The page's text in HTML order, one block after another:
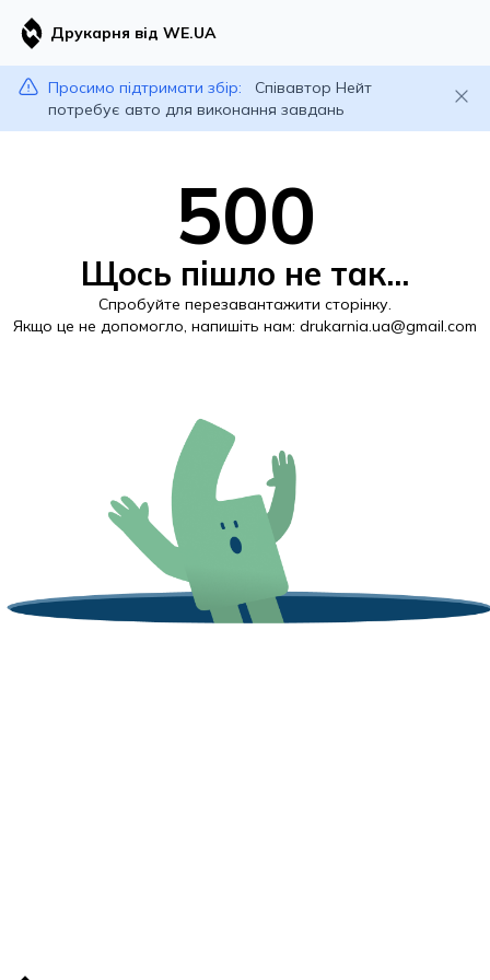
Друкарня від WE.UA
Просимо підтримати збір:
Співавтор Нейт
потребує авто для виконання завдань
500
Щось пішло не так...
Спробуйте перезавантажити сторінку.
Якщо це не допомогло, напишіть нам: drukarnia.ua@gmail.com